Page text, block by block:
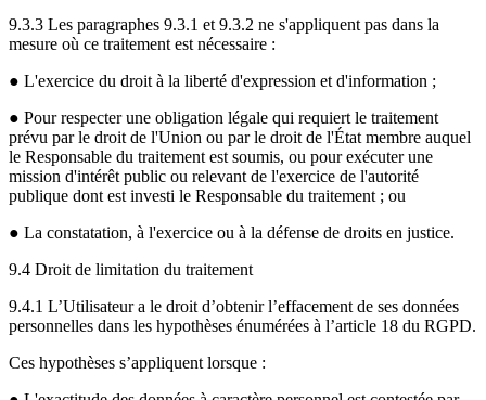
9.3.3 Les paragraphes 9.3.1 et 9.3.2 ne s'appliquent pas dans la
mesure où ce traitement est nécessaire :
● L'exercice du droit à la liberté d'expression et d'information ;
● Pour respecter une obligation légale qui requiert le traitement
prévu par le droit de l'Union ou par le droit de l'État membre auquel
le Responsable du traitement est soumis, ou pour exécuter une
mission d'intérêt public ou relevant de l'exercice de l'autorité
publique dont est investi le Responsable du traitement ; ou
● La constatation, à l'exercice ou à la défense de droits en justice.
9.4 Droit de limitation du traitement
9.4.1 L’Utilisateur a le droit d’obtenir l’effacement de ses données
personnelles dans les hypothèses énumérées à l’article 18 du RGPD.
Ces hypothèses s’appliquent lorsque :